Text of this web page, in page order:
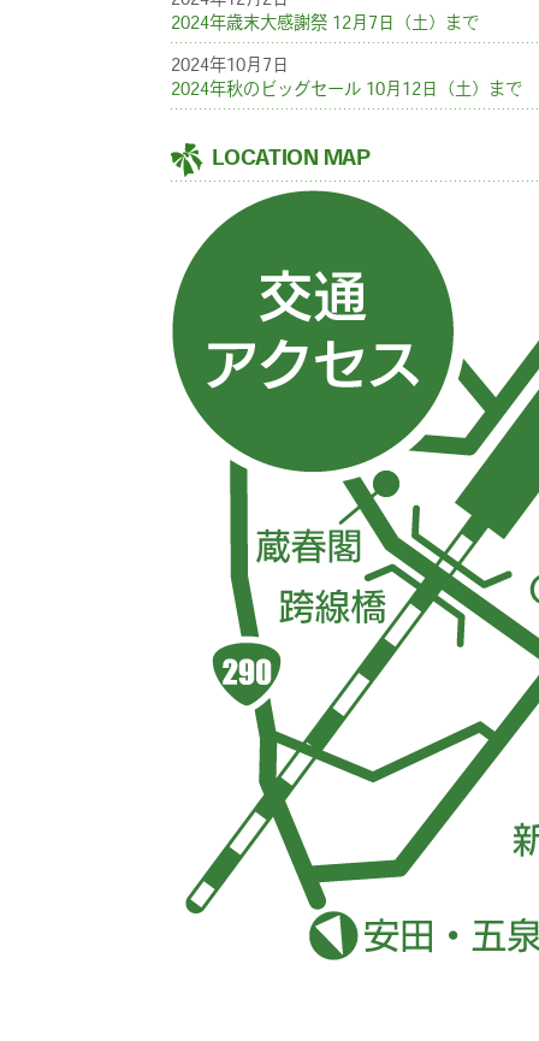
2024年歳末大感謝祭 12月7日（土）まで
2024年10月7日
2024年秋のビッグセール 10月12日（土）まで
LOCATION MAP